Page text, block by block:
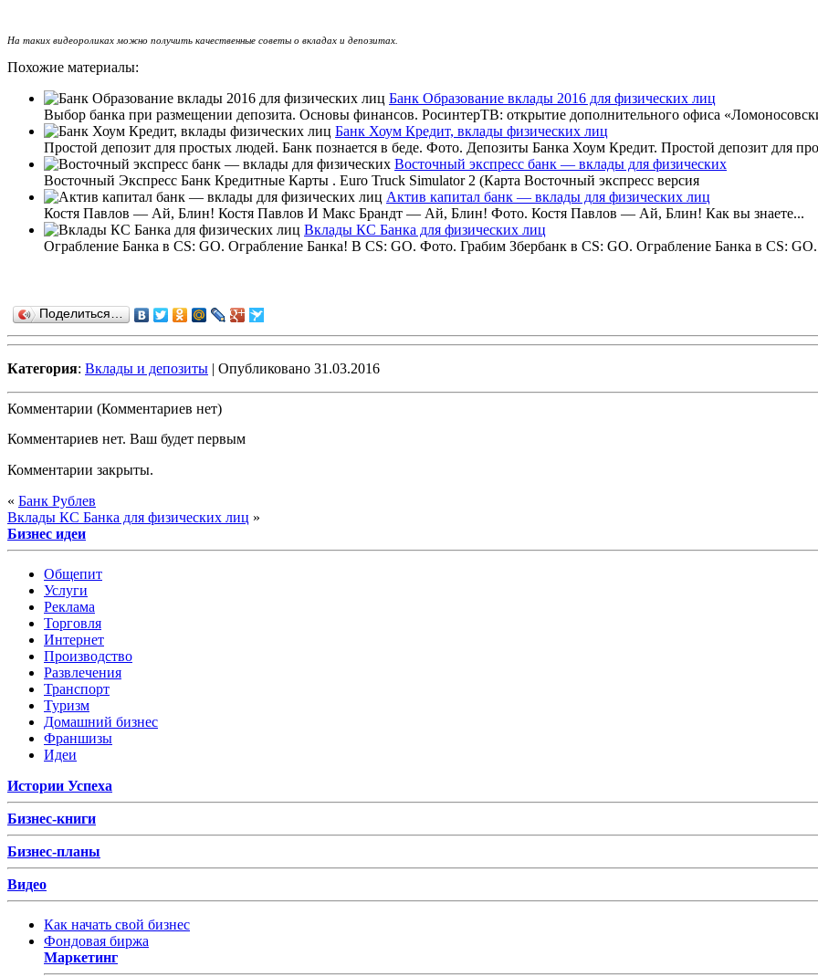
На таких видеороликах можно получить качественные советы о вкладах и депозитах.
Похожие материалы:
Банк Образование вклады 2016 для физических лиц
Выбор банка при размещении депозита. Основы финансов. РосинтерТВ: открытие дополнительного офиса
Банк Хоум Кредит, вклады физических лиц
Простой депозит для простых людей. Банк познается в беде. Фото. Депозиты Банка Хоум Кредит. Простой депозит для
Восточный экспресс банк — вклады для физических
Восточный Экспресс Банк Кредитные Карты . Euro Truck Simulator 2 (Карта Восточный экспресс версия
Актив капитал банк — вклады для физических лиц
Костя Павлов — Ай, Блин! Костя Павлов И Макс Брандт — Ай, Блин! Фото. Костя Павлов — Ай, Блин! Как вы знаете...
Вклады КС Банка для физических лиц
Ограбление Банка в CS: GO. Ограбление Банка! В CS: GO. Фото. Грабим Збербанк в CS: GO. Ограбление Банка в CS:
Поделиться…
Категория: Вклады и депозиты | Опубликовано 31.03.2016
Комментарии (Комментариев нет)
Комментариев нет. Ваш будет первым
Комментарии закрыты.
« Банк Рублев
Вклады КС Банка для физических лиц »
Бизнес идеи
Общепит
Услуги
Реклама
Торговля
Интернет
Производство
Развлечения
Транспорт
Туризм
Домашний бизнес
Франшизы
Идеи
Истории Успеха
Бизнес-книги
Бизнес-планы
Видео
Как начать свой бизнес
Фондовая биржа
Маркетинг